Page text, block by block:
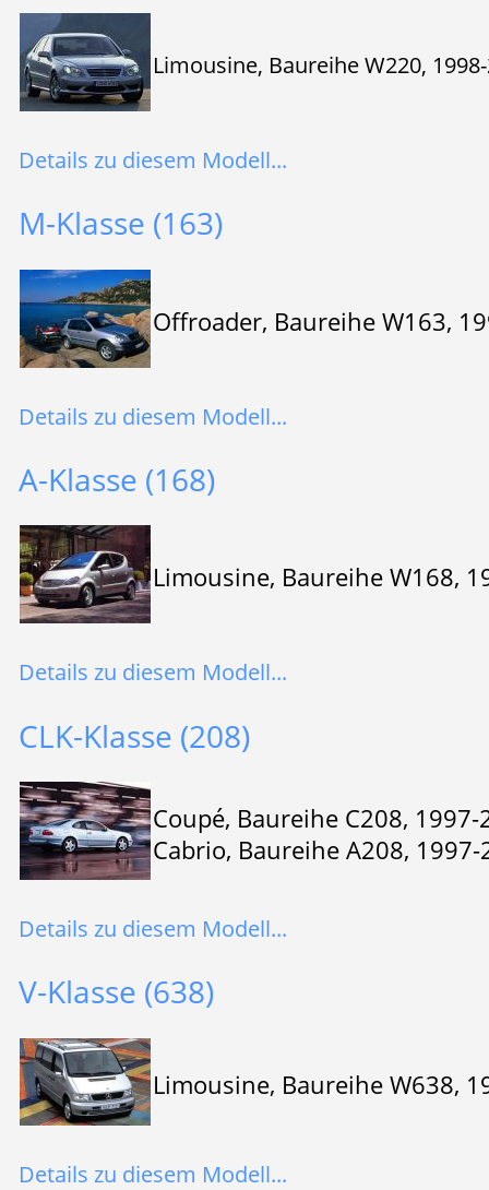
Limousine, Baureihe W220,
Details zu diesem Modell...
M-Klasse (163)
Offroader, Baureihe W163,
Details zu diesem Modell...
A-Klasse (168)
Limousine, Baureihe W168,
Details zu diesem Modell...
CLK-Klasse (208)
Coupé, Baureihe C208, 1997-
Cabrio, Baureihe A208, 1997-
Details zu diesem Modell...
V-Klasse (638)
Limousine, Baureihe W638,
Details zu diesem Modell...